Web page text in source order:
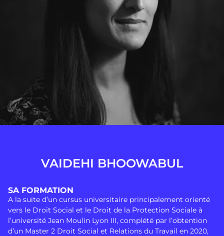
VAIDEHI BHOOWABUL
SA FORMATION
A la suite d’un cursus universitaire principalement orienté
vers le Droit Social et le Droit de la Protection Sociale à
l’université Jean Moulin Lyon III, complété par l’obtention
d’un Master 2 Droit Social et Relations du Travail en 2020,